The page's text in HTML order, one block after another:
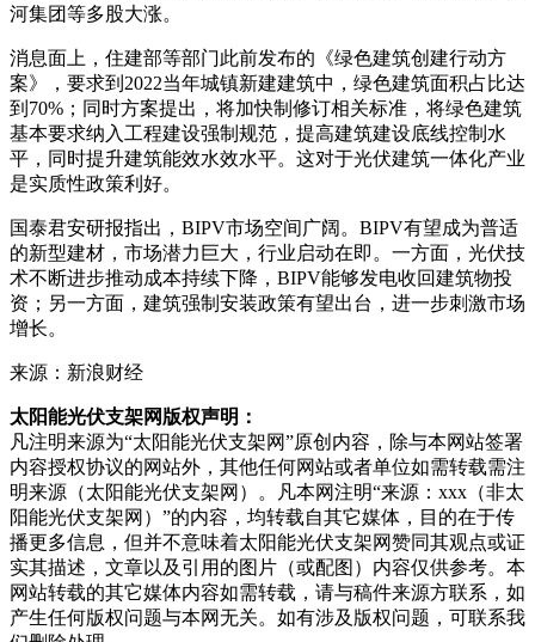
河集团等多股大涨。
消息面上，住建部等部门此前发布的《绿色建筑创 建行动方
案》，要求到2022当年城镇新建建筑中，绿色建筑面积占比达
到70%；同时方案提出，将加快制修订相关标准，将绿色建筑
基本要求纳入工程建设强制规范，提高建筑建设底线控制水
平，同时提升建筑能效水效水平。这对于光伏建筑一体化产业
是实质性政策利好。
国泰君安研报指出，BIPV市场空间广阔。BIPV有望成为普适
的新型建材，市场潜力巨大，行业启动在即。一方面，光伏技
术不断进步推动成本持续下降，BIPV能够发电收回建筑物投
资；另一方面，建筑强制安装政策有望出台，进一步刺激市场
增长。
来源：新浪财经
太阳能光伏支架网版权声明：
凡注明来源为“太阳能光伏支架网”原创内容，除与本网站签署
内容授权协议的网站外，其他任何网站或者单位如需转载需注
明来源（太阳能光伏支架网）。凡本网注明“来源：xxx（非太
阳能光伏支架网）”的内容，均转载自其它媒体，目的在于传
播更多信息，但并不意味着太阳能光伏支架网赞同其观点或证
实其描述，文章以及引用的图片（或配图）内容仅供参考。本
网站转载的其它媒体内容如需转载，请与稿件来源方联系，如
产生任何版权问题与本网无关。如有涉及版权问题，可联系我